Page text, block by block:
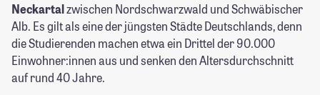
Neckartalzwischen Nordschwarzwald und Schwäbischer
Alb. Es gilt als eine der jüngsten Städte Deutschlands, denn
die Studierenden machen etwa ein Drittel der 90.000
Einwohner:innen aus und senken den Altersdurchschnitt
auf rund 40 Jahre.